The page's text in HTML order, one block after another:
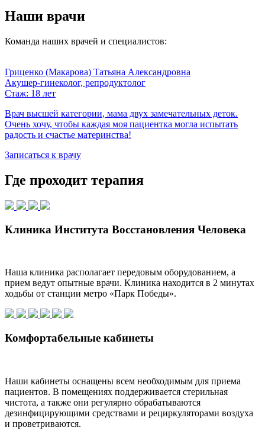
Наши врачи
Команда наших врачей и специалистов:
Гриценко (Макарова) Татьяна Александровна
Акушер-гинеколог, репродуктолог
Стаж: 18 лет
Врач высшей категории, мама двух замечательных деток.
Очень хочу, чтобы каждая моя пациентка могла испытать
радость и счастье материнства!​​
Записаться к врачу
Где проходит терапия
Клиника Института Восстановления Человека
Наша клиника располагает передовым оборудованием, а
прием ведут опытные врачи. Клиника находится в 2 минутах
ходьбы от станции метро «Парк Победы».
Комфортабельные кабинеты
Наши кабинеты оснащены всем необходимым для приема
пациентов. В помещениях поддерживается стерильная
чистота, а также они регулярно обрабатываются
дезинфицирующими средствами и рециркуляторами воздуха
и проветриваются.